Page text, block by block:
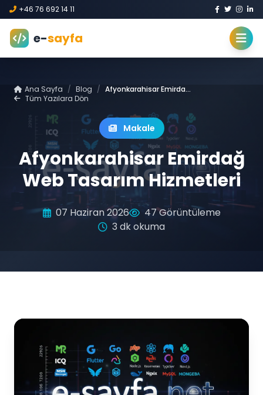
+46 76 692 14 11
e-sayfa
Ana Sayfa / Blog /
Afyonkarahisar Emirdağ Web Tasarım Hizmetleri
Tüm Yazılara Dön
Makale
Afyonkarahisar Emirdağ
Web Tasarım Hizmetleri
07 Haziran 2026
47 Görüntüleme
3 dk okuma